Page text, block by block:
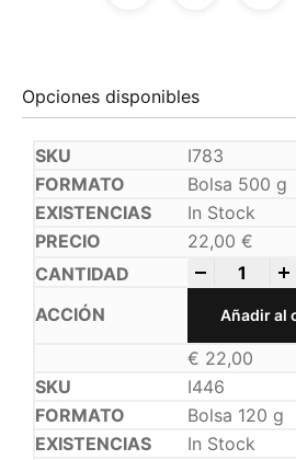
Opciones disponibles
I783
Bolsa 500 g
In Stock
22,00€
Añadir al
€ 22,00
I446
Bolsa 120 g
In Stock